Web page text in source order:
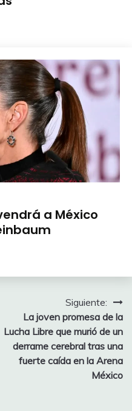
a México
Siguiente:
La joven promesa de la
Lucha Libre que murió de un
derrame cerebral tras una
fuerte caída en la Arena
México